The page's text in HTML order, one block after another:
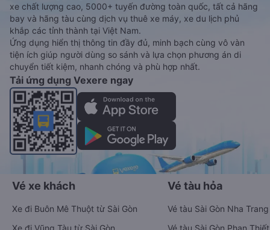
xe chất lượng cao, 5000+ tuyến đường toàn quốc, tất cả hãng
bay và hãng tàu cùng dịch vụ thuê xe máy, xe du lịch phủ
khắp các tỉnh thành tại Việt Nam.
Ứng dụng hiển thị thông tin đầy đủ, minh bạch cùng vô vàn
tiện ích giúp người dùng so sánh và lựa chọn phương án di
chuyển tiết kiệm, nhanh chóng và phù hợp nhất.
Tải ứng dụng Vexere ngay
Vé xe khách
Xe đi Buôn Mê Thuột từ Sài Gòn
Xe đi Vũng Tàu từ Sài Gòn
Vé tàu hỏa
Vé tàu Sài Gòn Nha Trang
Vé tàu Sài Gòn Phan Thiết